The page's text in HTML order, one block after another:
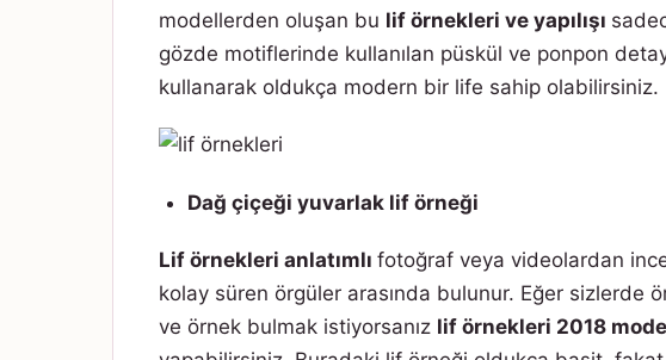
modellerden oluşan bu lif örnekleri ve yapılışı
gözde motiflerinde kullanılan püskül ve ponpon
kullanarak oldukça modern bir life sahip olabilirsiniz.
Dağ çiçeği yuvarlak lif örneği
Lif örnekleri anlatımlı fotoğraf veya videolardan
kolay süren örgüler arasında bulunur. Eğer sizlerde
ve örnek bulmak istiyorsanız lif örnekleri 2018